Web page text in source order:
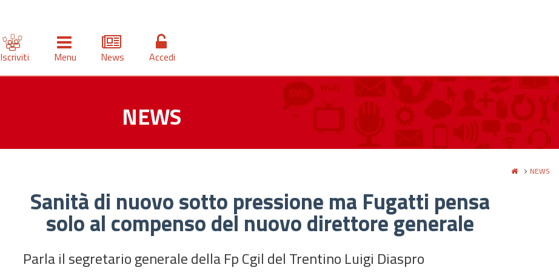
Iscriviti Menu News Accedi
NEWS
NEWS
Sanità di nuovo sotto pressione ma Fugatti pensa
solo al compenso del nuovo direttore generale
Parla il segretario generale della Fp Cgil del Trentino Luigi Diaspro